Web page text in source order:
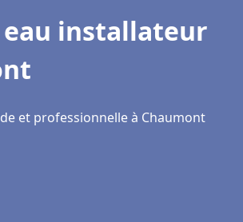
eau installateur
et professionnelle à Chaumont